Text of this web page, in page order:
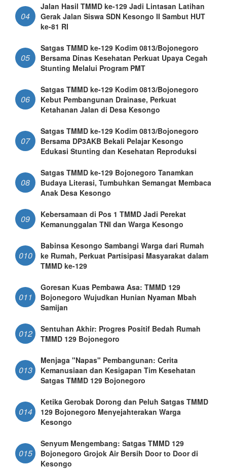
04
Jalan Hasil TMMD ke-129 Jadi Lintasan Latihan
Gerak Jalan Siswa SDN Kesongo II Sambut HUT
ke-81 RI
05
Satgas TMMD ke-129 Kodim 0813/Bojonegoro
Bersama Dinas Kesehatan Perkuat Upaya Cegah
Stunting Melalui Program PMT
06
Satgas TMMD ke-129 Kodim 0813/Bojonegoro
Kebut Pembangunan Drainase, Perkuat
Ketahanan Jalan di Desa Kesongo
07
Satgas TMMD ke-129 Kodim 0813/Bojonegoro
Bersama DP3AKB Bekali Pelajar Kesongo
Edukasi Stunting dan Kesehatan Reproduksi
08
Satgas TMMD ke-129 Bojonegoro Tanamkan
Budaya Literasi, Tumbuhkan Semangat Membaca
Anak Desa Kesongo
09
Kebersamaan di Pos 1 TMMD Jadi Perekat
Kemanunggalan TNI dan Warga Kesongo
010
Babinsa Kesongo Sambangi Warga dari Rumah
ke Rumah, Perkuat Partisipasi Masyarakat dalam
TMMD ke-129
011
Goresan Kuas Pembawa Asa: TMMD 129
Bojonegoro Wujudkan Hunian Nyaman Mbah
Samijan
012
Sentuhan Akhir: Progres Positif Bedah Rumah
TMMD 129 Bojonegoro
013
Menjaga "Napas" Pembangunan: Cerita
Kemanusiaan dan Kesigapan Tim Kesehatan
Satgas TMMD 129 Bojonegoro
014
Ketika Gerobak Dorong dan Peluh Satgas TMMD
129 Bojonegoro Menyejahterakan Warga
Kesongo
015
Senyum Mengembang: Satgas TMMD 129
Bojonegoro Grojok Air Bersih Door to Door di
Kesongo